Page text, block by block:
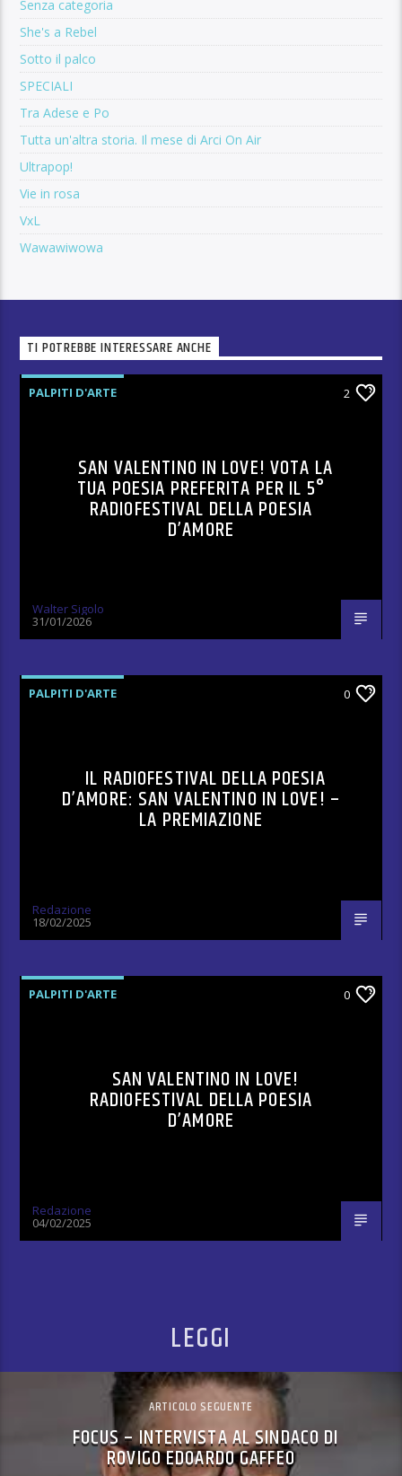
Senza categoria
She's a Rebel
Sotto il palco
SPECIALI
Tra Adese e Po
Tutta un'altra storia. Il mese di Arci On Air
Ultrapop!
Vie in rosa
VxL
Wawawiwowa
TI POTREBBE INTERESSARE ANCHE
PALPITI D'ARTE 2
SAN VALENTINO IN LOVE! VOTA LA
TUA POESIA PREFERITA PER IL 5°
RADIOFESTIVAL DELLA POESIA
D’AMORE
Walter Sigolo
31/01/2026
PALPITI D'ARTE 0
IL RADIOFESTIVAL DELLA POESIA
D’AMORE: SAN VALENTINO IN LOVE! –
LA PREMIAZIONE
Redazione
18/02/2025
PALPITI D'ARTE 0
SAN VALENTINO IN LOVE!
RADIOFESTIVAL DELLA POESIA
D’AMORE
Redazione
04/02/2025
LEGGI
ARTICOLO SEGUENTE
FOCUS – INTERVISTA AL SINDACO DI
ROVIGO EDOARDO GAFFEO